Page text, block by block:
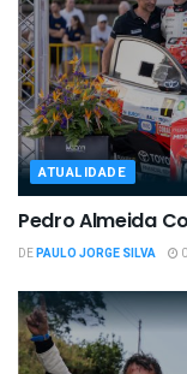
ATUALIDADE
Pedro Almeida
DEPAULO JORGE SILVA